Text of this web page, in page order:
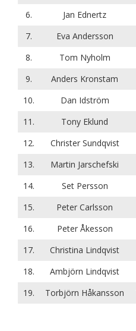
6.
Jan Ednertz
7.
Eva Andersson
8.
Tom Nyholm
9.
Anders Kronstam
10.
Dan Idström
11.
Tony Eklund
12.
Christer Sundqvist
13.
Martin Jarschefski
14.
Set Persson
15.
Peter Carlsson
16.
Peter Åkesson
17.
Christina Lindqvist
18.
Ambjörn Lindqvist
19.
Torbjörn Håkansson